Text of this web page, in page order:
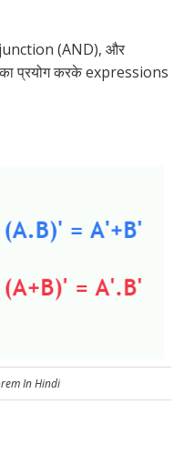
(AND), और
प्रयोग करके expressions
In Hindi